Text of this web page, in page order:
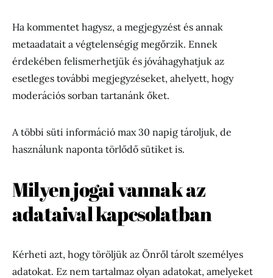
Ha kommentet hagysz, a megjegyzést és annak
metaadatait a végtelenségig megőrzik. Ennek
érdekében felismerhetjük és jóváhagyhatjuk az
esetleges további megjegyzéseket, ahelyett, hogy
moderációs sorban tartanánk őket.
A többi süti információ max 30 napig tároljuk, de
használunk naponta törlődő sütiket is.
Milyen jogai vannak az
adataival kapcsolatban
Kérheti azt, hogy töröljük az Önről tárolt személyes
adatokat. Ez nem tartalmaz olyan adatokat, amelyeket